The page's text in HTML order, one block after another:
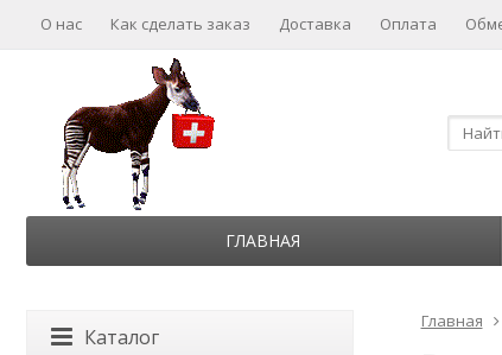
О нас Как сделать заказ Доставка Оплата
ГЛАВНАЯ
Главная
Каталог